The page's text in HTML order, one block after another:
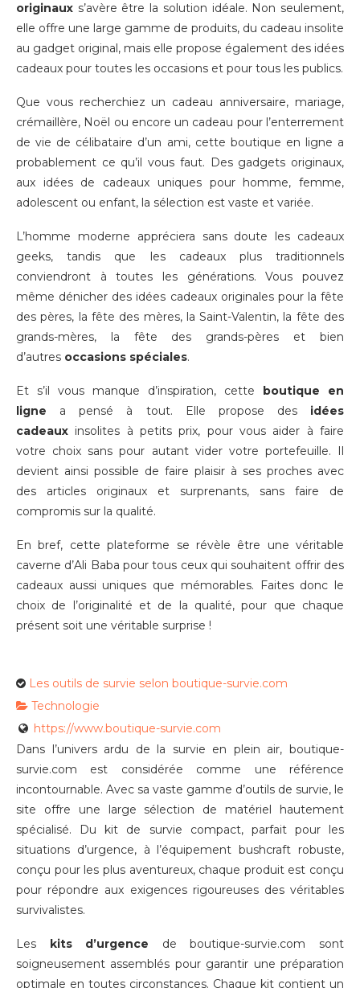
originaux s’avère être la solution idéale. Non seulement,
elle offre une large gamme de produits, du cadeau insolite
au gadget original, mais elle propose également des idées
cadeaux pour toutes les occasions et pour tous les publics.
Que vous recherchiez un cadeau anniversaire, mariage,
crémaillère, Noël ou encore un cadeau pour l’enterrement
de vie de célibataire d’un ami, cette boutique en ligne a
probablement ce qu’il vous faut. Des gadgets originaux,
aux idées de cadeaux uniques pour homme, femme,
adolescent ou enfant, la sélection est vaste et variée.
L’homme moderne appréciera sans doute les cadeaux
geeks, tandis que les cadeaux plus traditionnels
conviendront à toutes les générations. Vous pouvez
même dénicher des idées cadeaux originales pour la fête
des pères, la fête des mères, la Saint-Valentin, la fête des
grands-mères, la fête des grands-pères et bien
d’autres occasions spéciales.
Et s’il vous manque d’inspiration, cette
boutique en
ligne a pensé à tout. Elle propose des idées
cadeaux insolites à petits prix, pour vous aider à faire
votre choix sans pour autant vider votre portefeuille. Il
devient ainsi possible de faire plaisir à ses proches avec
des articles originaux et surprenants, sans faire de
compromis sur la qualité.
En bref, cette plateforme se révèle être une véritable
caverne d’Ali Baba pour tous ceux qui souhaitent offrir des
cadeaux aussi uniques que mémorables. Faites donc le
choix de l’originalité et de la qualité, pour que chaque
présent soit une véritable surprise !
Les outils de survie selon boutique-survie.com
Technologie
https://www.boutique-survie.com
Dans l’univers ardu de la survie en plein air, boutique-
survie.com est considérée comme une référence
incontournable. Avec sa vaste gamme d’outils de survie, le
site offre une large sélection de matériel hautement
spécialisé. Du kit de survie compact, parfait pour les
situations d’urgence, à l’équipement bushcraft robuste,
conçu pour les plus aventureux, chaque produit est conçu
pour répondre aux exigences rigoureuses des véritables
survivalistes.
Les kits d’urgence de boutique-survie.com sont
soigneusement assemblés pour garantir une préparation
optimale en toutes circonstances. Chaque kit contient un